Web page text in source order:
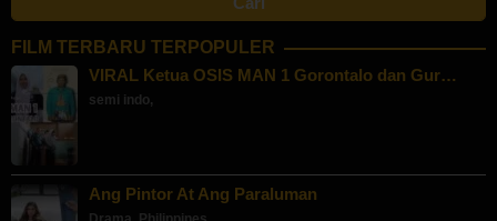
FILM TERBARU TERPOPULER
VIRAL Ketua OSIS MAN 1 Gorontalo dan Gur…
semi indo,
Ang Pintor At Ang Paraluman